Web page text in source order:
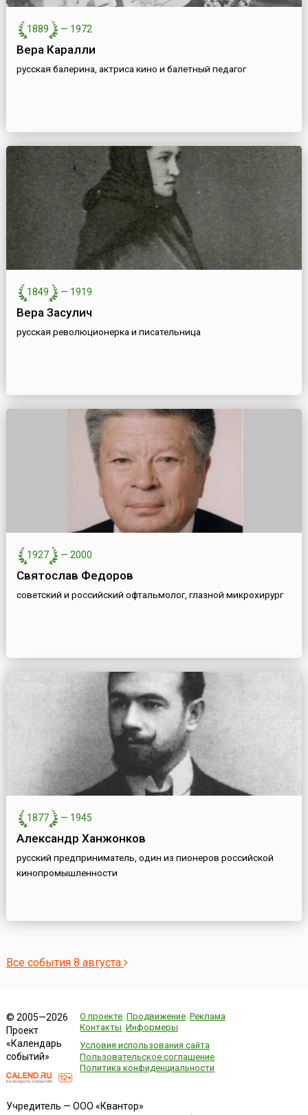
1889 — 1972
Вера Каралли
русская балерина, актриса кино и балетный педагог
1849 — 1919
Вера Засулич
русская революционерка и писательница
1927 — 2000
Святослав Федоров
советский и российский офтальмолог, глазной микрохирург
1877 — 1945
Александр Ханжонков
русский предприниматель, один из пионеров российской
кинопромышленности
Все события 8 августа
© 2005—2026
Проект
«Календарь
событий»
О проекте Продвижение Реклама
Контакты Информеры
Условия использования сайта
Пользовательское соглашение
Политика конфиденциальности
Учредитель — ООО «Квантор»